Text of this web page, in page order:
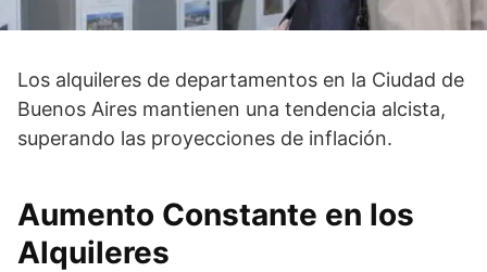
Los alquileres de departamentos en la Ciudad de
Buenos Aires mantienen una tendencia alcista,
superando las proyecciones de inflación.
Aumento Constante en los
Alquileres